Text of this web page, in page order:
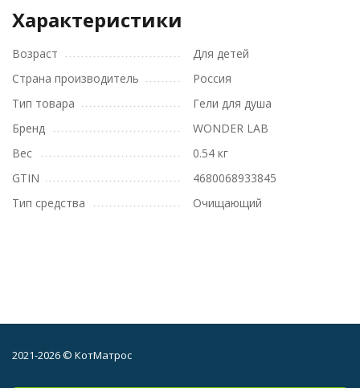
Характеристики
Возраст
Для детей
Страна производитель
Россия
Тип товара
Гели для душа
Бренд
WONDER LAB
Вес
0.54 кг
GTIN
4680068933845
Тип средства
Очищающий
2021-2026 © КотМатрос